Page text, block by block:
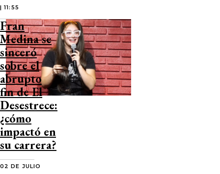
| 11:55
Fran
Medina se
sinceró
sobre el
abrupto
fin de El
Desestrece:
¿cómo
impactó en
su carrera?
02 DE JULIO